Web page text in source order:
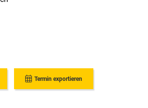
Termin exportieren